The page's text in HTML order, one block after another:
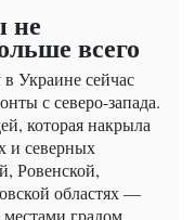
не
всего
Украине сейчас
с северо-запада.
которая накрыла
и северных
Ровенской,
областях —
градом.